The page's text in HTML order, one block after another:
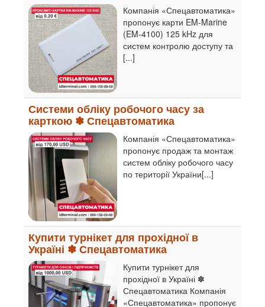
Компанія «Спецавтоматика»
пропонує карти EM-Marine
(EM-4100) 125 kHz для
систем контролю доступу та
[...]
Системи обліку робочого часу за
карткою ✽ Спецавтоматика
Компанія «Спецавтоматика»
пропонує продаж та монтаж
систем обліку робочого часу
по території України[...]
Купити турнікет для прохідної в
Україні ✽ Спецавтоматика
Купити турнікет для
прохідної в Україні ✽
Спецавтоматика Компанія
«Спецавтоматика» пропонує